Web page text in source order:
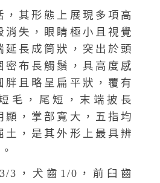
，其形態上展現多項高
消失，眼睛極小且視覺
延長成筒狀，突出於頭
密布長觸鬚，具高度感
胖且略呈扁平狀，覆有
毛，尾短，末端披長
顯，掌部寬大，五指均
土，是其外形上最具辨
3，犬齒1/0，前臼齒